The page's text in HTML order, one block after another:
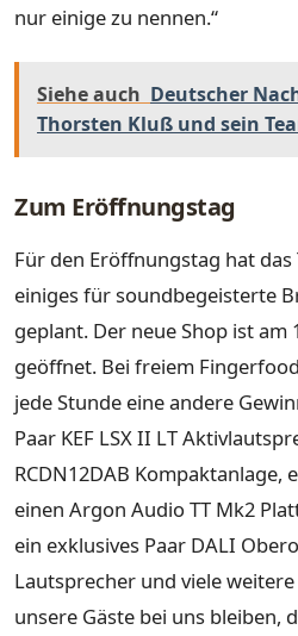
nur einige zu nennen.“
Siehe auch Deutscher
Thorsten Kluß und sein
Zum Eröffnungstag
Für den Eröffnungstag hat das
einiges für soundbegeisterte
geplant. Der neue Shop ist am
geöffnet. Bei freiem
jede Stunde eine andere
Paar KEF LSX II LT
RCDN12DAB Kompaktanlage,
einen Argon Audio TT Mk2
ein exklusives Paar DALI
Lautsprecher und viele
unsere Gäste bei uns bleiben,